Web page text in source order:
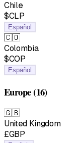
Chile
$CLP
Español
🇨🇴
Colombia
$COP
Español
Europe(16)
🇬🇧
United Kingdom
£GBP